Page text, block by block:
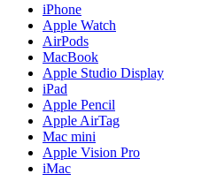
iPhone
Apple Watch
AirPods
MacBook
Apple Studio Display
iPad
Apple Pencil
Apple AirTag
Mac mini
Apple Vision Pro
iMac